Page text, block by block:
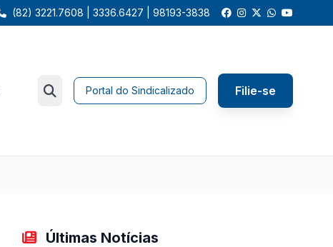
(82) 3221.7608 | 3336.6427 | 98193-3838
Portal do Sindicalizado Filie-se
Últimas Notícias